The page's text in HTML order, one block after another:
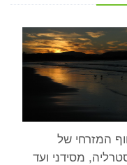
המזרחי של
מסידני ועד